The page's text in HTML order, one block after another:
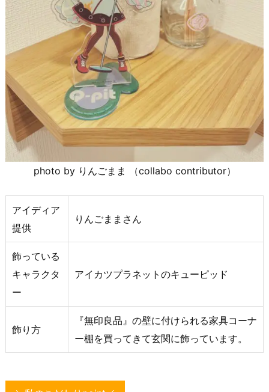
photo by りんごまま （collabo contributor）
アイディア
提供
りんごままさん
飾っている
キャラクタ
ー
アイカツプラネットのキューピッド
飾り方
『無印良品』の壁に付けられる家具コーナ
ー棚を買ってきて玄関に飾っています。